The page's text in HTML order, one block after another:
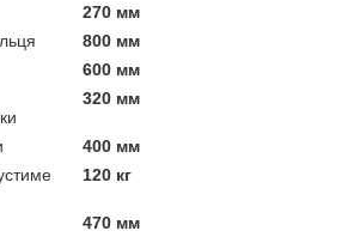
270 мм
800 мм
600 мм
320 мм
400 мм
120 кг
470 мм